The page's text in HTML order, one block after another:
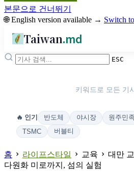
본문으로 건너뛰기
🌐 English version available → Switch
Taiwan.md
ESC
키워드로 모든 기
🔥 인기 반도체 야시장 원주민족
TSMC
버블티
홈 라이프스타일 교육
대만
다원화 미로까지, 섬의 실험